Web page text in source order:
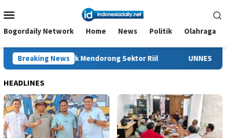
ke
kontenMobile
Bogordaily Network Home News Politik Olahraga
Breaking News
Mendorong Sektor Riil UNNES dan Politeknik
HEADLINES